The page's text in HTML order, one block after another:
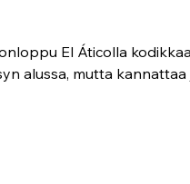
El Áticolla
alussa, mutta